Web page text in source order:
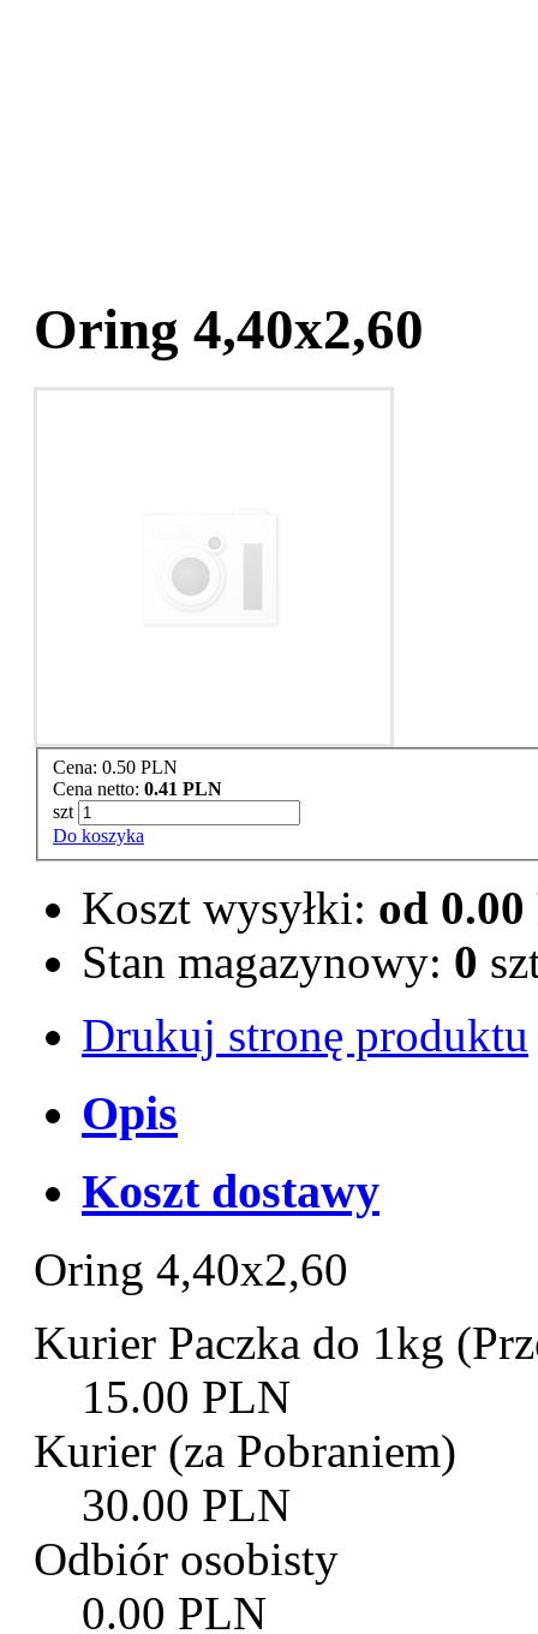
Oring 4,40x2,60
Cena: 0.50 PLN
Cena netto: 0.41 PLN
szt
Do koszyka
Koszt wysyłki: od
Stan magazynowy: 0
Drukuj stronę produktu
Opis
Koszt dostawy
Oring 4,40x2,60
Kurier Paczka do 1kg
15.00 PLN
Kurier (za Pobraniem)
30.00 PLN
Odbiór osobisty
0.00 PLN